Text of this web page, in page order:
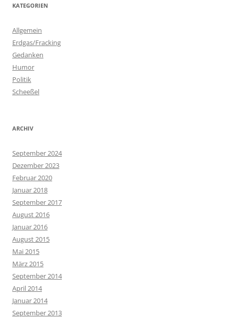
KATEGORIEN
Allgemein
Erdgas/Fracking
Gedanken
Humor
Politik
Scheeßel
ARCHIV
September 2024
Dezember 2023
Februar 2020
Januar 2018
September 2017
August 2016
Januar 2016
August 2015
Mai 2015
März 2015
September 2014
April 2014
Januar 2014
September 2013